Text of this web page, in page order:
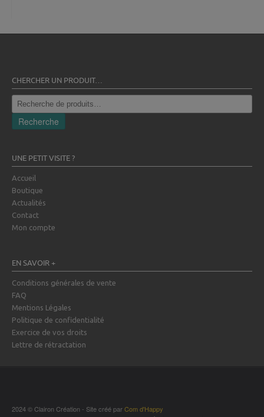
CHERCHER UN PRODUIT…
Recherche
pour :
Recherche
UNE PETIT VISITE ?
Accueil
Boutique
Actualités
Contact
Mon compte
EN SAVOIR +
Conditions générales de vente
FAQ
Mentions Légales
Politique de confidentialité
Exercice de vos droits
Lettre de rétractation
2024 © Clairon Création - Site créé parCom d'Happy